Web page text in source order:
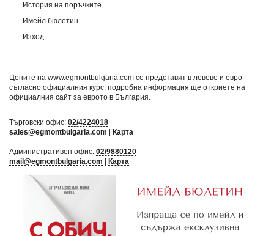
История на поръчките
Имейл бюлетин
Изход
Цените на www.egmontbulgaria.com се представят в левове и евро
съгласно официалния курс; подробна информация ще откриете на
официалния сайт за еврото в България
Търговски офис: 02/4224018
sales@egmontbulgaria.com
Карта
Административен офис: 02/9880120
mail@egmontbulgaria.com
Карта